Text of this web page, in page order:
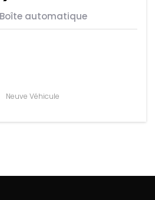
Boîte automatique
Neuve Véhicule